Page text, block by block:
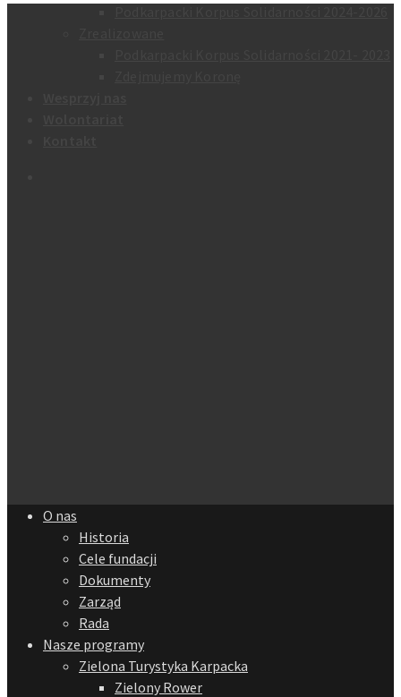
O nas
Historia
Cele fundacji
Dokumenty
Zarząd
Rada
Nasze programy
Zielona Turystyka Karpacka
Zielony Rower